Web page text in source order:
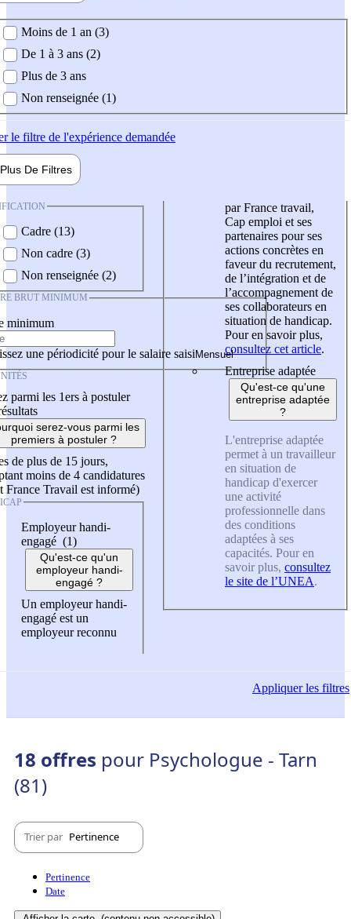
demandée
Moins de 1 an (3)
De 1 à 3 ans (2)
Plus de 3 ans
Non renseignée (1)
le filtre de l'expérience demandée
Plus De Filtres
Cadre (13)
Non cadre (3)
Non renseignée (2)
BRUT MINIMUM
minimum
une périodicité pour le salaire saisi
parmi les 1ers à postuler
serez-vous parmi les
premiers à postuler ?
de plus de 15 jours,
moins de 4 candidatures
France Travail est informé)
Employeur handi-
engagé (1)
Qu'est-ce qu'un
employeur handi-
engagé ?
Un employeur handi-
engagé est un
employeur reconnu
par France travail,
Cap emploi et ses
partenaires pour ses
actions concrètes en
faveur du recrutement,
de l’intégration et de
l’accompagnement de
ses collaborateurs en
situation de handicap.
Pour en savoir plus,
consultez cet article.
Entreprise adaptée
Qu'est-ce qu'une
entreprise adaptée
?
L'entreprise adaptée
permet à un travailleur
en situation de
handicap d'exercer
une activité
professionnelle dans
des conditions
adaptées à ses
capacités. Pour en
savoir plus, consultez
le site de l’UNEA.
Appliquerles filtres
18 offres pour Psychologue - Tarn
(81)
Trier par Pertinence
Pertinence
Date